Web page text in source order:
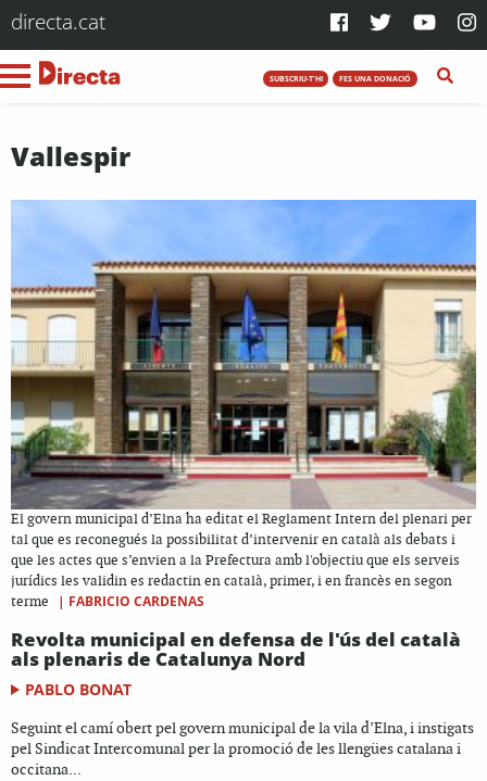
directa.cat
SUBSCRIU-T'HI FES UNA DONACIÓ
Vallespir
El govern municipal d’Elna ha editat el Reglament Intern del plenari per
tal que es reconegués la possibilitat d’intervenir en català als debats i
que les actes que s’envien a la Prefectura amb l'objectiu que els serveis
jurídics les validin es redactin en català, primer, i en francès en segon
terme
| FABRICIO CARDENAS
Revolta municipal en defensa de l'ús del català
als plenaris de Catalunya Nord
PABLO BONAT
Seguint el camí obert pel govern municipal de la vila d’Elna, i instigats
pel Sindicat Intercomunal per la promoció de les llengües catalana i
occitana...